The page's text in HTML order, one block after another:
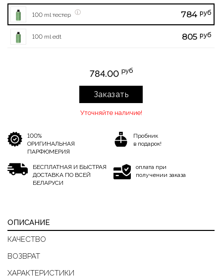
100 ml тестер 784 руб
100 ml edt 805 руб
784.00 руб
Заказать
Уточняйте наличие!
100%
ОРИГИНАЛЬНАЯ
ПАРФЮМЕРИЯ
Пробник
в подарок!
БЕСПЛАТНАЯ И БЫСТРАЯ
ДОСТАВКА ПО ВСЕЙ
БЕЛАРУСИ
оплата при
получении заказа
ОПИСАНИЕ
КАЧЕСТВО
ВОЗВРАТ
ХАРАКТЕРИСТИКИ